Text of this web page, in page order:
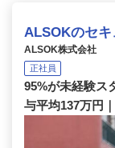
ALSOKのセ
ALSOK株式会社
正社員
95%が未経験ス
与平均137万円